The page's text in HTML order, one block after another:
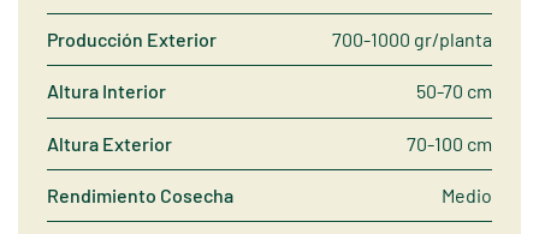
Producción Exterior 700-1000 gr/planta
Altura Interior 50-70 cm
Altura Exterior 70-100 cm
Rendimiento Cosecha Medio